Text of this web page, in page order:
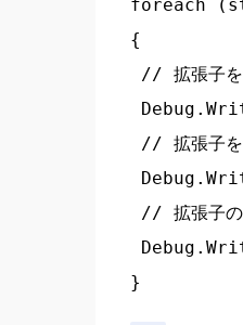
foreach
{
// 拡張子を
// 拡張子を
// 拡張子の